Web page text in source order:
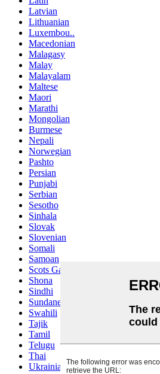
Latvian
Lithuanian
Luxembou..
Macedonian
Malagasy
Malay
Malayalam
Maltese
Maori
Marathi
Mongolian
Burmese
Nepali
Norwegian
Pashto
Persian
Punjabi
Serbian
Sesotho
Sinhala
Slovak
Slovenian
Somali
Samoan
Scots Gaelic
Shona
Sindhi
Sundanese
Swahili
Tajik
Tamil
Telugu
Thai
Ukrainian